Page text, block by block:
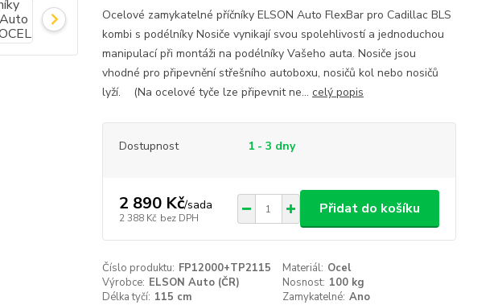
Ocelové zamykatelné příčníky ELSON Auto FlexBar pro Cadillac BLS
kombi s podélníky Nosiče vynikají svou spolehlivostí a jednoduchou
manipulací při montáži na podélníky Vašeho auta. Nosiče jsou
vhodné pro připevnění střešního autoboxu, nosičů kol nebo nosičů
lyží. (Na ocelové tyče lze připevnit ne... celý popis
Dostupnost 1 - 3 dny
2 890 Kč/sada
2 388 Kč bez DPH
Přidat do košíku
Číslo produktu: FP12000+TP2115 Materiál: Ocel
Výrobce: ELSON Auto (ČR) Nosnost: 100 kg
Délka tyčí: 115 cm Zamykatelné: Ano